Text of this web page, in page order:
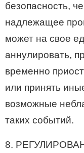
безопасность,
надлежащее
может на свое
аннулировать,
временно
или принять
возможные
таких событий.
8.